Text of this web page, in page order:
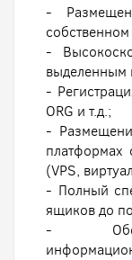
-
-
выделенным
-
ORG и т.д.;
-
платформах
(VPS,
- Полный
ящиков до
-